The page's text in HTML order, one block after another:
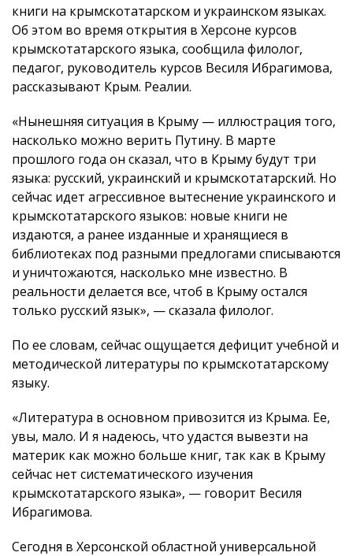
книги на крымскотатарском и украинском языках.
Об этом во время открытия в Херсоне курсов
крымскотатарского языка, сообщила филолог,
педагог, руководитель курсов Весиля Ибрагимова,
рассказывают Крым. Реалии.
«Нынешняя ситуация в Крыму — иллюстрация того,
насколько можно верить Путину. В марте
прошлого года он сказал, что в Крыму будут три
языка: русский, украинский и крымскотатарский. Но
сейчас идет агрессивное вытеснение украинского и
крымскотатарского языков: новые книги не
издаются, а ранее изданные и хранящиеся в
библиотеках под разными предлогами списываются
и уничтожаются, насколько мне известно. В
реальности делается все, чтоб в Крыму остался
только русский язык», — сказала филолог.
По ее словам, сейчас ощущается дефицит учебной и
методической литературы по крымскотатарскому
языку.
«Литература в основном привозится из Крыма. Ее,
увы, мало. И я надеюсь, что удастся вывезти на
материк как можно больше книг, так как в Крыму
сейчас нет систематического изучения
крымскотатарского языка», — говорит Весиля
Ибрагимова.
Сегодня в Херсонской областной универсальной